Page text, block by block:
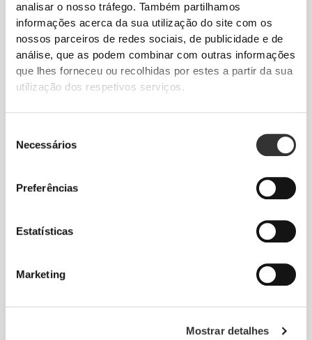
analisar o nosso tráfego. Também partilhamos
informações acerca da sua utilização do site com os
nossos parceiros de redes sociais, de publicidade e de
análise, que as podem combinar com outras informações
que lhes forneceu ou recolhidas por estes a partir da sua
utilização dos respetivos serviços.
Necessários
Preferências
Estatísticas
Marketing
Mostrar detalhes
€24.99
Timelifting - Ampolas de
Ácido Hialurónico - 30
ampolas
€12.99
Vitamin C - Face & Neck
Serum 30mL
ESGOTADO
Água Micelar de Limpeza